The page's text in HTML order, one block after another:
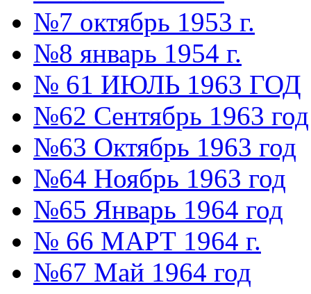
№7 октябрь 1953 г.
№8 январь 1954 г.
№ 61 ИЮЛЬ 1963 ГОД
№62 Сентябрь 1963 год
№63 Октябрь 1963 год
№64 Ноябрь 1963 год
№65 Январь 1964 год
№ 66 МАРТ 1964 г.
№67 Май 1964 год